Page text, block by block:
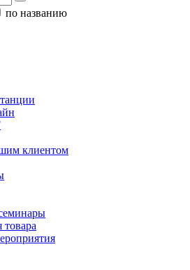
по названию
клиентом